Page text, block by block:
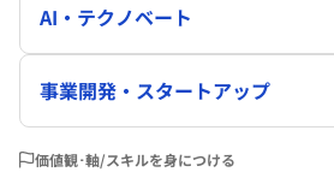
AI・テクノベート
事業開発・スタートアップ
価値観･軸/スキルを身につける